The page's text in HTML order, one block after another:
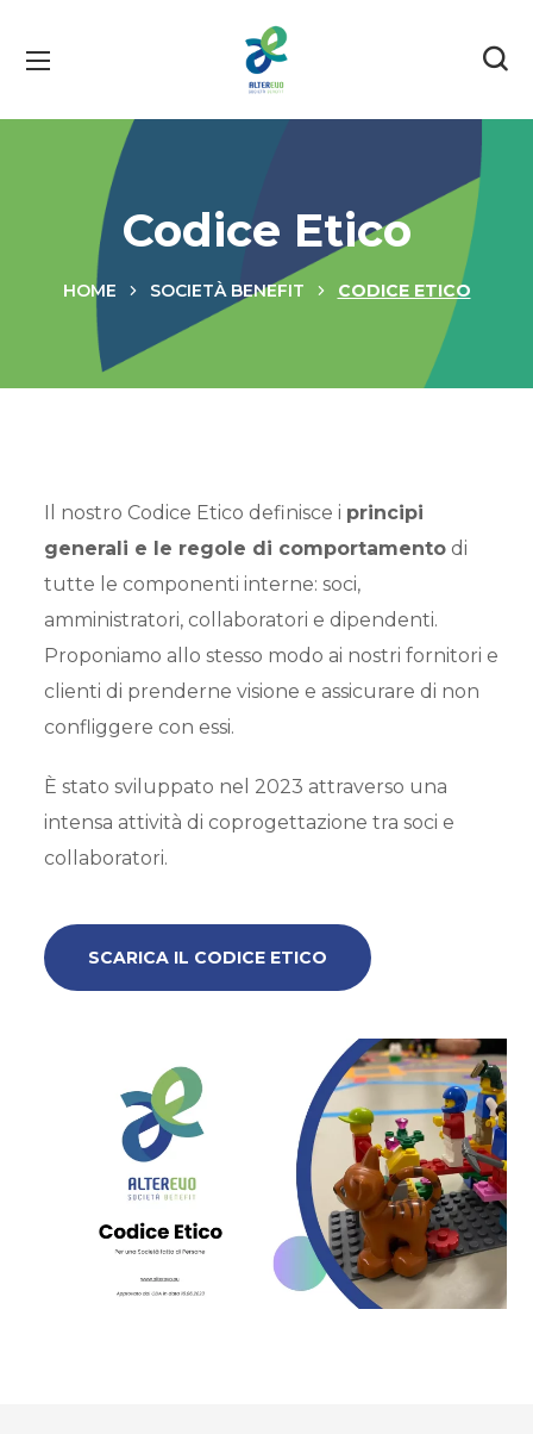
Codice Etico
HOME SOCIETÀ BENEFIT CODICE ETICO
Il nostro Codice Etico definisce i principi
generali e le regole di comportamento di
tutte le componenti interne: soci,
amministratori, collaboratori e dipendenti.
Proponiamo allo stesso modo ai nostri fornitori e
clienti di prenderne visione e assicurare di non
confliggere con essi.
È stato sviluppato nel 2023 attraverso una
intensa attività di coprogettazione tra soci e
collaboratori.
SCARICA IL CODICE ETICO